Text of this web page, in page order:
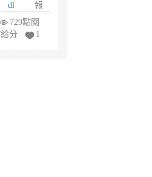
前
dl
sq
fy
報
729點閱
分
1